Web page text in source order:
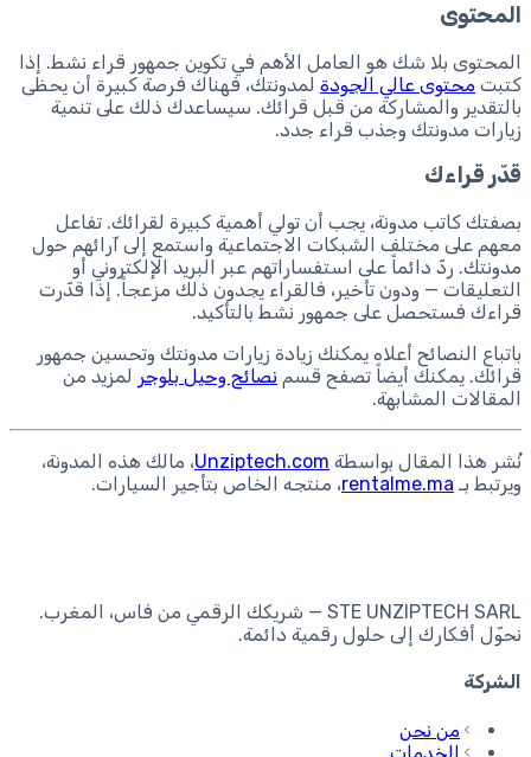
المحتوى
المحتوى بلا شك هو العامل الأهم في تكوين جمهور قراء نشط. إذا
كتبت محتوى عالي الجودة لمدونتك، فهناك فرصة كبيرة أن يحظى
بالتقدير والمشاركة من قبل قرائك. سيساعدك ذلك على تنمية
زيارات مدونتك وجذب قراء جدد.
قدّر قراءك
بصفتك كاتب مدونة، يجب أن تولي أهمية كبيرة لقرائك. تفاعل
معهم على مختلف الشبكات الاجتماعية واستمع إلى آرائهم حول
مدونتك. ردّ دائماً على استفساراتهم عبر البريد الإلكتروني أو
التعليقات — ودون تأخير، فالقراء يجدون ذلك مزعجاً. إذا قدّرت
قراءك فستحصل على جمهور نشط بالتأكيد.
باتباع النصائح أعلاه يمكنك زيادة زيارات مدونتك وتحسين جمهور
قرائك. يمكنك أيضاً تصفح قسم نصائح وحيل بلوجر لمزيد من
المقالات المشابهة.
نُشر هذا المقال بواسطة Unziptech.com، مالك هذه المدونة،
ويرتبط بـ rentalme.ma، منتجه الخاص بتأجير السيارات.
STE UNZIPTECH SARL — شريكك الرقمي من فاس، المغرب.
نحوّل أفكارك إلى حلول رقمية دائمة.
الشركة
من نحن
الخدمات